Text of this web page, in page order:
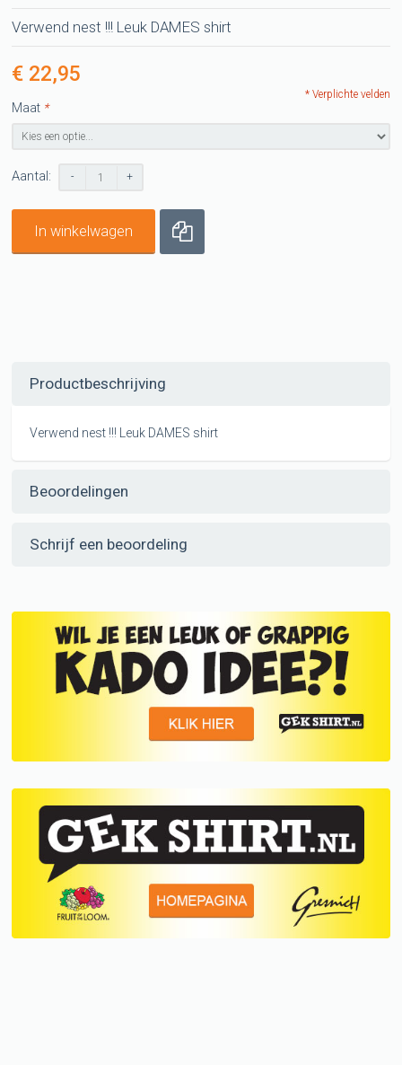
Verwend nest !!! Leuk DAMES shirt
€ 22,95
*
Maat
* Verplichte velden
Aantal: - +
In winkelwagen
Productbeschrijving
Verwend nest !!! Leuk DAMES shirt
Beoordelingen
Schrijf een beoordeling